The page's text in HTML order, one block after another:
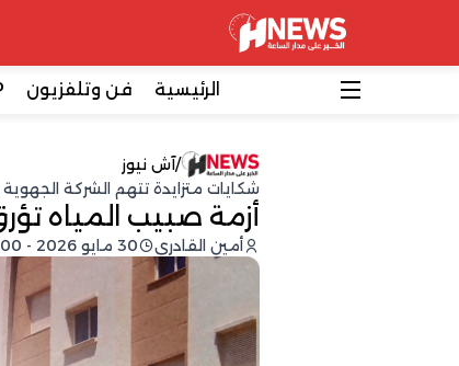
الرئيسية فن وتلفزيون
/آش نيوز
شكايات متزايدة تتهم الشركة
أزمة صبيب المياه
أمين القادري 30 مايو 2026 - 18:00